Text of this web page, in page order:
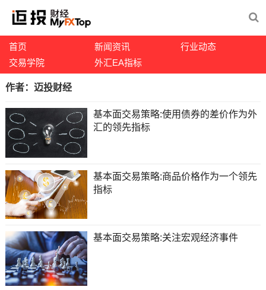
首页 新闻资讯
行业动态
交易学院
外汇EA指标
作者： 迈投财经
基本面交易策略:使用债券的差价作为外
汇的领先指标
基本面交易策略:商品价格作为一个领先
指标
基本面交易策略:关注宏观经济事件